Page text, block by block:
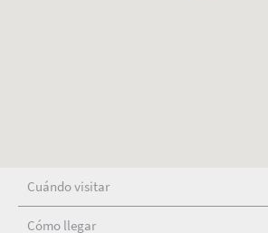
Cuándo visitar
Cómo llegar